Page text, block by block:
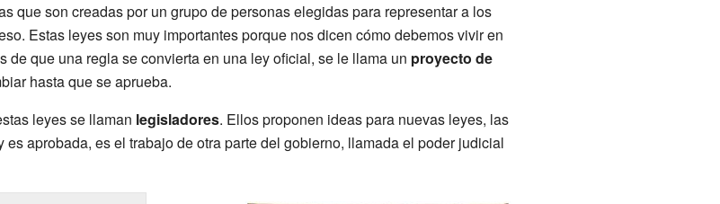
que son creadas por un grupo de personas elegidas para representar a los
Estas leyes son muy importantes porque nos dicen cómo debemos vivir en
de que una regla se convierta en una ley oficial, se le llama un proyecto de
hasta que se aprueba.
leyes se llaman legisladores. Ellos proponen ideas para nuevas leyes, las
aprobada, es el trabajo de otra parte del gobierno, llamada el poder judicial